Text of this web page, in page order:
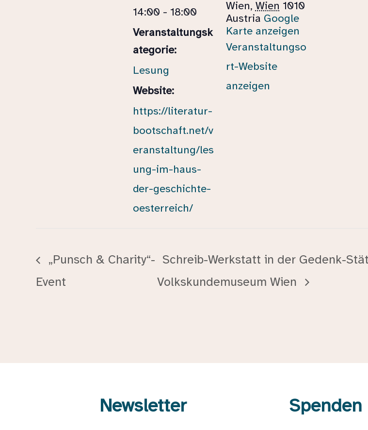
14:00 - 18:00
Veranstaltungsk
ategorie:
Lesung
Website:
https://literatur-
bootschaft.net/v
eranstaltung/les
ung-im-haus-
der-geschichte-
oesterreich/
Wien, Wien 1010
Austria Google
Karte anzeigen
Veranstaltungso
rt-Website
anzeigen
„Punsch & Charity“-
Event
Schreib-Werkstatt in der Gedenk-
Volkskundemuseum Wien
Newsletter Spenden